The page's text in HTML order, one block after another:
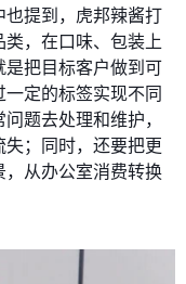
提到，虎邦辣酱打
，在口味、包装上
把目标客户做到可
定的标签实现不同
题去处理和维护，
；同时，还要把更
从办公室消费转换